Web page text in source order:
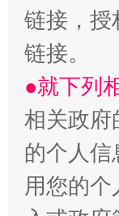
链接，授
链接。
●就下列
相关政府
的个人信
用您的